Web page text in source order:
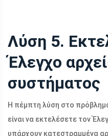
Λύση 5.
Έλεγχο
συστήματος
Η πέμπτη λύση στο πρόβλημα
είναι να εκτελέσετε τον
υπάρχουν κατεστραμμένα